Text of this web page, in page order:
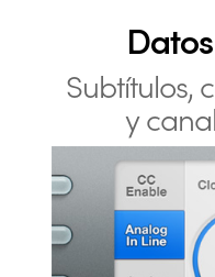
Subtítulos,
y